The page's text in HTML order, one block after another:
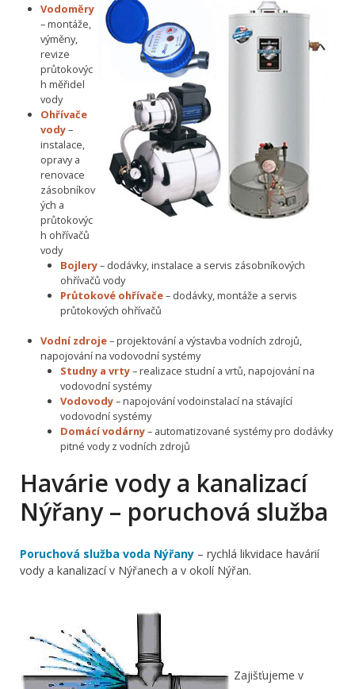
Vodoměry
– montáže,
výměny,
revize
průtokovýc
h měřidel
vody
Ohřívače
vody–
instalace,
opravy a
renovace
zásobníkov
ých a
průtokovýc
h ohřívačů
vody
Bojlery– dodávky, instalace a servis zásobníkových
ohřívačů vody
Průtokové ohřívače– dodávky, montáže a servis
průtokových ohřívačů
Vodní zdroje– projektování a výstavba vodních zdrojů,
napojování na vodovodní systémy
Studny a vrty– realizace studní a vrtů, napojování na
vodovodní systémy
Vodovody– napojování vodoinstalací na stávající
vodovodní systémy
Domácí vodárny– automatizované systémy pro dodávky
pitné vody z vodních zdrojů
Havárie vody a kanalizací
Nýřany – poruchová služba
Poruchová služba voda Nýřany – rychlá likvidace havárií
vody a kanalizací v Nýřanech a v okolí Nýřan.
Zajišťujeme v